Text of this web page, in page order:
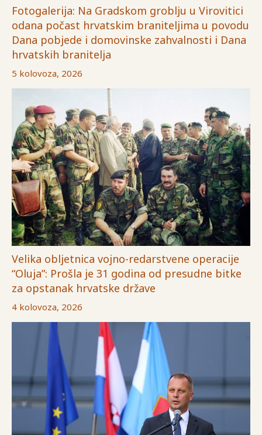
Fotogalerija: Na Gradskom groblju u Virovitici
odana počast hrvatskim braniteljima u povodu
Dana pobjede i domovinske zahvalnosti i Dana
hrvatskih branitelja
5 kolovoza, 2026
Velika obljetnica vojno-redarstvene operacije
“Oluja”: Prošla je 31 godina od presudne bitke
za opstanak hrvatske države
4 kolovoza, 2026